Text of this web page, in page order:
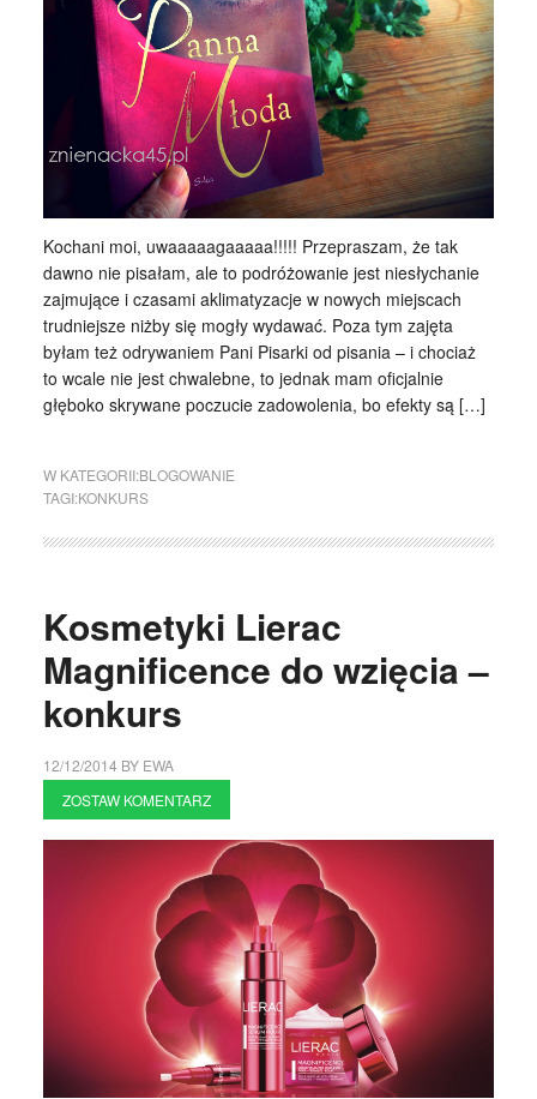
Kochani moi, uwaaaaagaaaaa!!!!! Przepraszam, że tak
dawno nie pisałam, ale to podróżowanie jest niesłychanie
zajmujące i czasami aklimatyzacje w nowych miejscach
trudniejsze niżby się mogły wydawać. Poza tym zajęta
byłam też odrywaniem Pani Pisarki od pisania – i chociaż
to wcale nie jest chwalebne, to jednak mam oficjalnie
głęboko skrywane poczucie zadowolenia, bo efekty są […]
W KATEGORII:BLOGOWANIE
TAGI:KONKURS
Kosmetyki Lierac
Magnificence do wzięcia –
konkurs
12/12/2014 BY EWA
ZOSTAW KOMENTARZ